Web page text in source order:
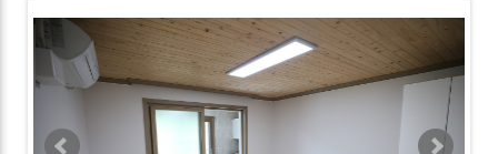
Sketchbook5, 스케치북5